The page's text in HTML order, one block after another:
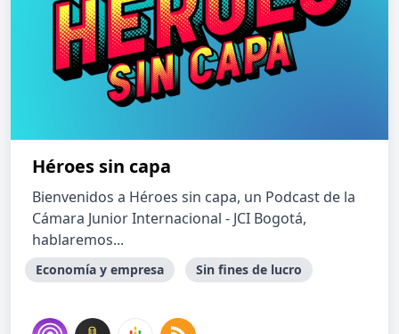
Héroes sin capa
Bienvenidos a Héroes sin capa, un Podcast de la
Cámara Junior Internacional - JCI Bogotá,
hablaremos...
Economía y empresa Sin fines de lucro